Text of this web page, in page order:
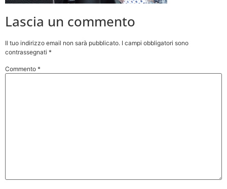
Lascia un commento
Il tuo indirizzo email non sarà pubblicato. I campi obbligatori sono
contrassegnati *
Commento *